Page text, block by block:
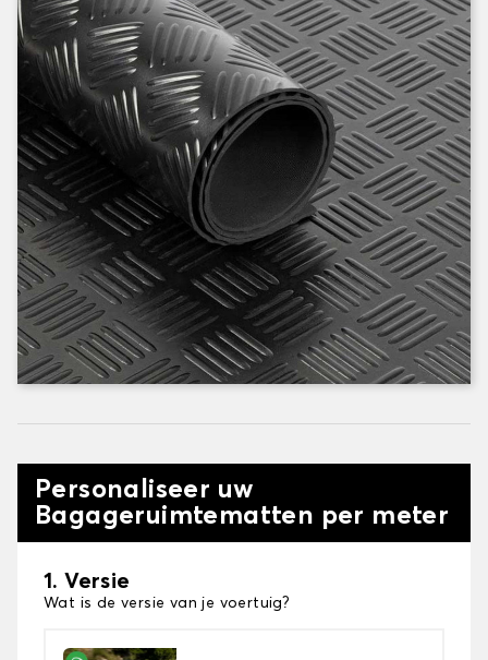
Personaliseer uw
Bagageruimtematten per meter
1. Versie
Wat is de versie van je voertuig?